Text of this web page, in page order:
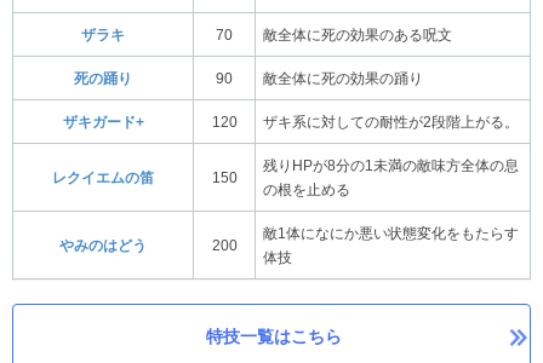
ザラキ 70 敵全体に死の効果のある呪文
死の踊り 90 敵全体に死の効果の踊り
ザキガード+ 120 ザキ系に対しての耐性が2段階上がる。
レクイエムの笛 150
残りHPが8分の1未満の敵味方全体の息
の根を止める
やみのはどう 200
敵1体になにか悪い状態変化をもたらす
体技
特技一覧はこちら